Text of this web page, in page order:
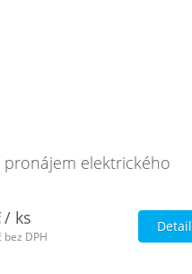
pronájem elektrického
/ ks
bez DPH
Detail